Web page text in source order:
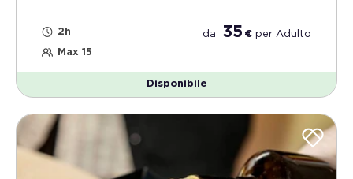
2h
Max 15
da 35 € per Adulto
Disponibile